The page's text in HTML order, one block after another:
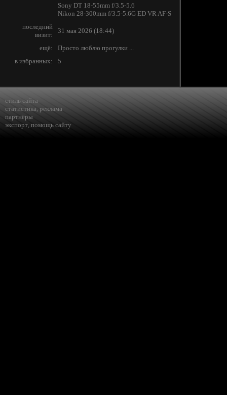
Sony DT 18-55mm f/3.5-5.6
Nikon 28-300mm f/3.5-5.6G ED VR AF-S
последний
визит:
31 мая 2026 (18:44)
ещё:
Просто люблю прогулки ...
в избранных:
5
стиль сайта
статистика, реклама
партнёры
экспорт, помощь сайту